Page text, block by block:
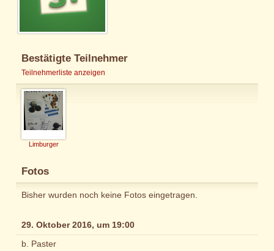
Bestätigte Teilnehmer
Teilnehmerliste anzeigen
Limburger
Fotos
Bisher wurden noch keine Fotos eingetragen.
29. Oktober 2016, um 19:00
b. Paster